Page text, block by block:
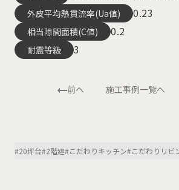
#20坪台#2階建#こだわりキッチン#こだわりリビ
外皮平均熱貫流率(Ua値) 0.23
相当隙間面積(C値) 0.2
耐震等級 3
前へ 施工事例一覧へ